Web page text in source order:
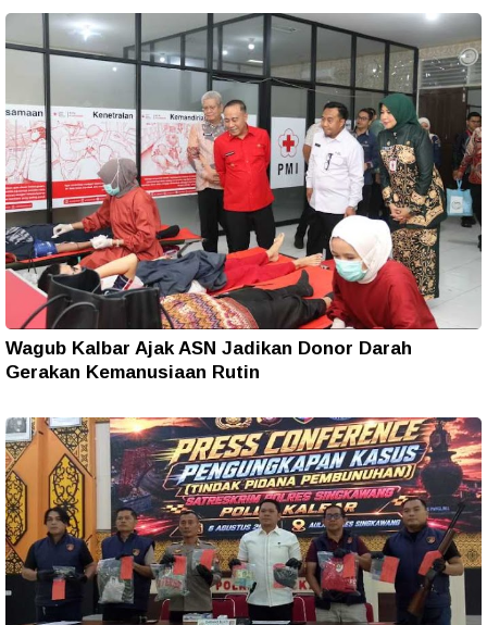
Wagub Kalbar Ajak ASN Jadikan Donor Darah
Gerakan Kemanusiaan Rutin